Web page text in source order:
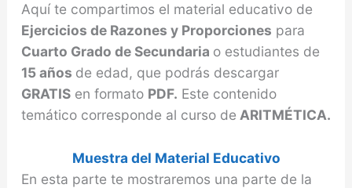
Aquí te compartimos el material educativo de
Ejercicios de Razones y Proporciones para
Cuarto Grado de Secundaria o estudiantes de
15 años de edad, que podrás descargar
GRATISen formato PDF. Este contenido
temático corresponde al curso de ARITMÉTICA.
Muestra del Material Educativo
En esta parte te mostraremos una parte de la